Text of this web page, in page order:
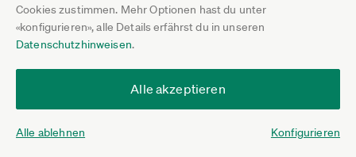
Cookies zustimmen. Mehr Optionen hast du unter
«konfigurieren», alle Details erfährst du in unseren
Datenschutzhinweisen.
Alle akzeptieren
Alle ablehnen Konfigurieren
Jobs